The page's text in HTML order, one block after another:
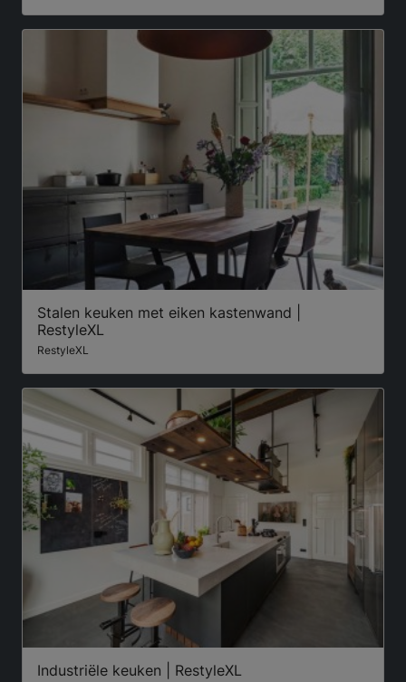
Stalen keuken met eiken kastenwand |
RestyleXL
RestyleXL
Industriële keuken | RestyleXL